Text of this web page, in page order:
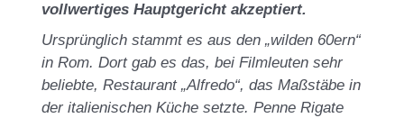
vollwertiges Hauptgericht akzeptiert.
Ursprünglich stammt es aus den „wilden 60ern“
in Rom. Dort gab es das, bei Filmleuten sehr
beliebte, Restaurant „Alfredo“, das Maßstäbe in
der italienischen Küche setzte. Penne Rigate